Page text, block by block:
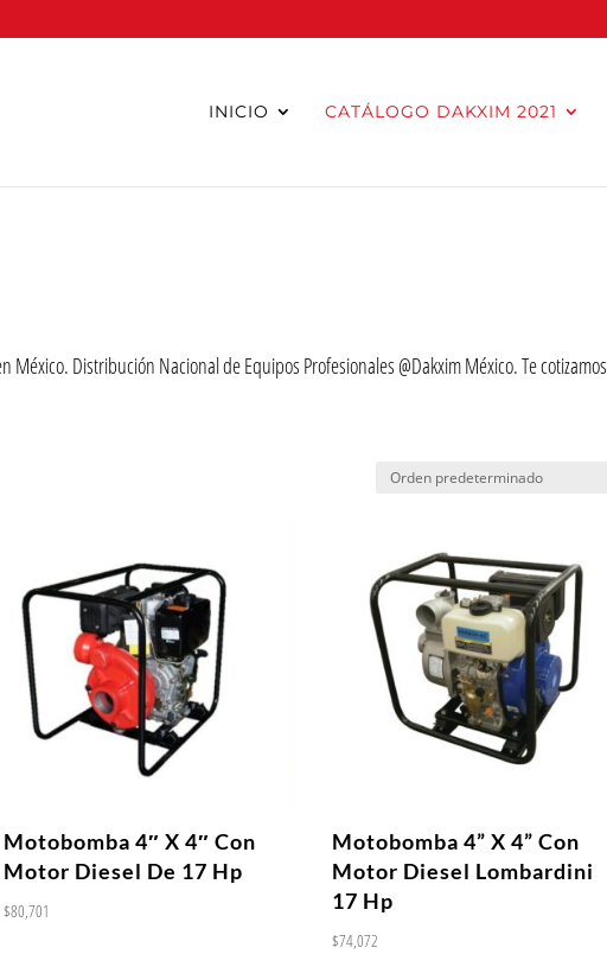
INICIO CATÁLOGO DAKXIM 2021
México. Distribución Nacional de Equipos Profesionales @Dakxim México. Te cotizamos
Motobomba 4″ X 4″ Con
Motor Diesel De 17 Hp
$80,701
Motobomba 4” X 4” Con
Motor Diesel Lombardini
17 Hp
$74,072